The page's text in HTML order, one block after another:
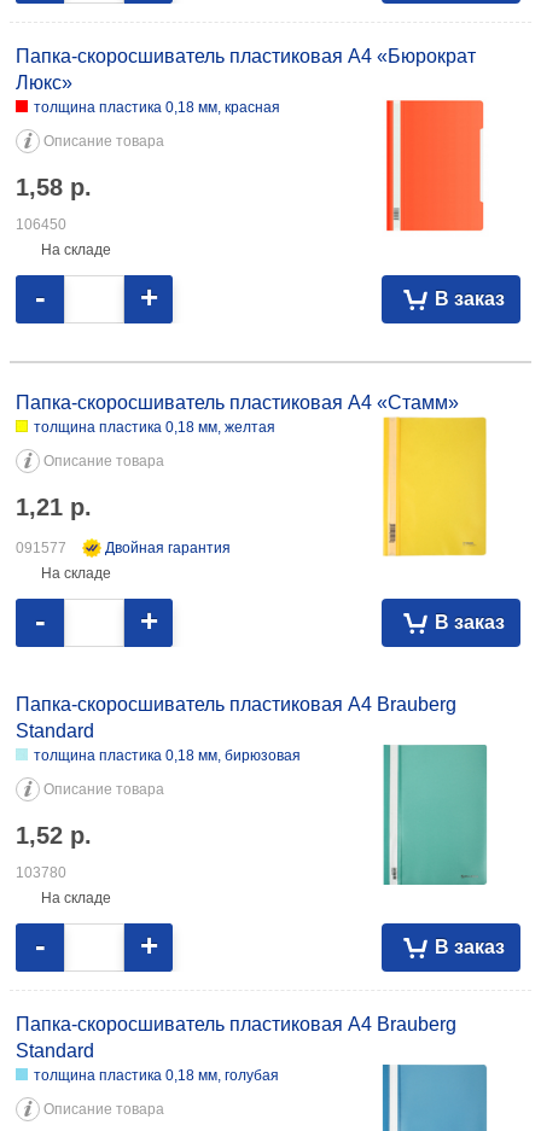
Папка-скоросшиватель пластиковая А4 «Бюрократ
Люкс»
толщина пластика 0,18 мм, красная
Описание товара
1,58 р.
106450
На складе
В заказ
- +
0,18 мм, желтая 1,21 091577
Папка-скоросшиватель пластиковая А4 «Стамм»
толщина пластика 0,18 мм, желтая
Описание товара
1,21 р.
091577
Двойная гарантия
На складе
В заказ
- +
Папка-скоросшиватель пластиковая А4 Brauberg
Standard
толщина пластика 0,18 мм, бирюзовая
Описание товара
1,52 р.
103780
На складе
В заказ
- +
Папка-скоросшиватель пластиковая А4 Brauberg
Standard
толщина пластика 0,18 мм, голубая
Описание товара